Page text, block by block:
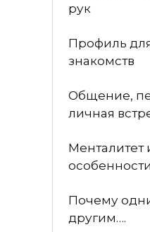
рук
Профиль
знакомств
Общение,
личная
Менталитет
особенности
Почему
другим….